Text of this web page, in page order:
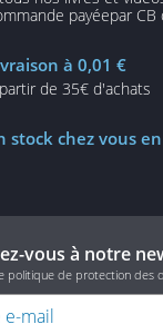
payéepar CB
à 0,01 €
de 35€ d'achats
stock chez vous
vous à notre
politique de protection des